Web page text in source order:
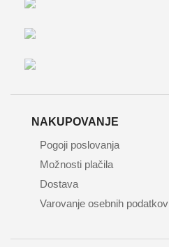
NAKUPOVANJE
Pogoji poslovanja
Možnosti plačila
Dostava
Varovanje osebnih podatkov